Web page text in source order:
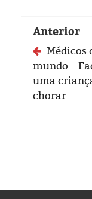
Anterior
Médicos
mundo –
uma
chorar